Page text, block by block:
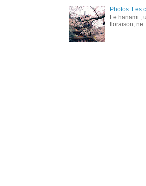
Photos: Les
Le hanami ,
floraison, ne